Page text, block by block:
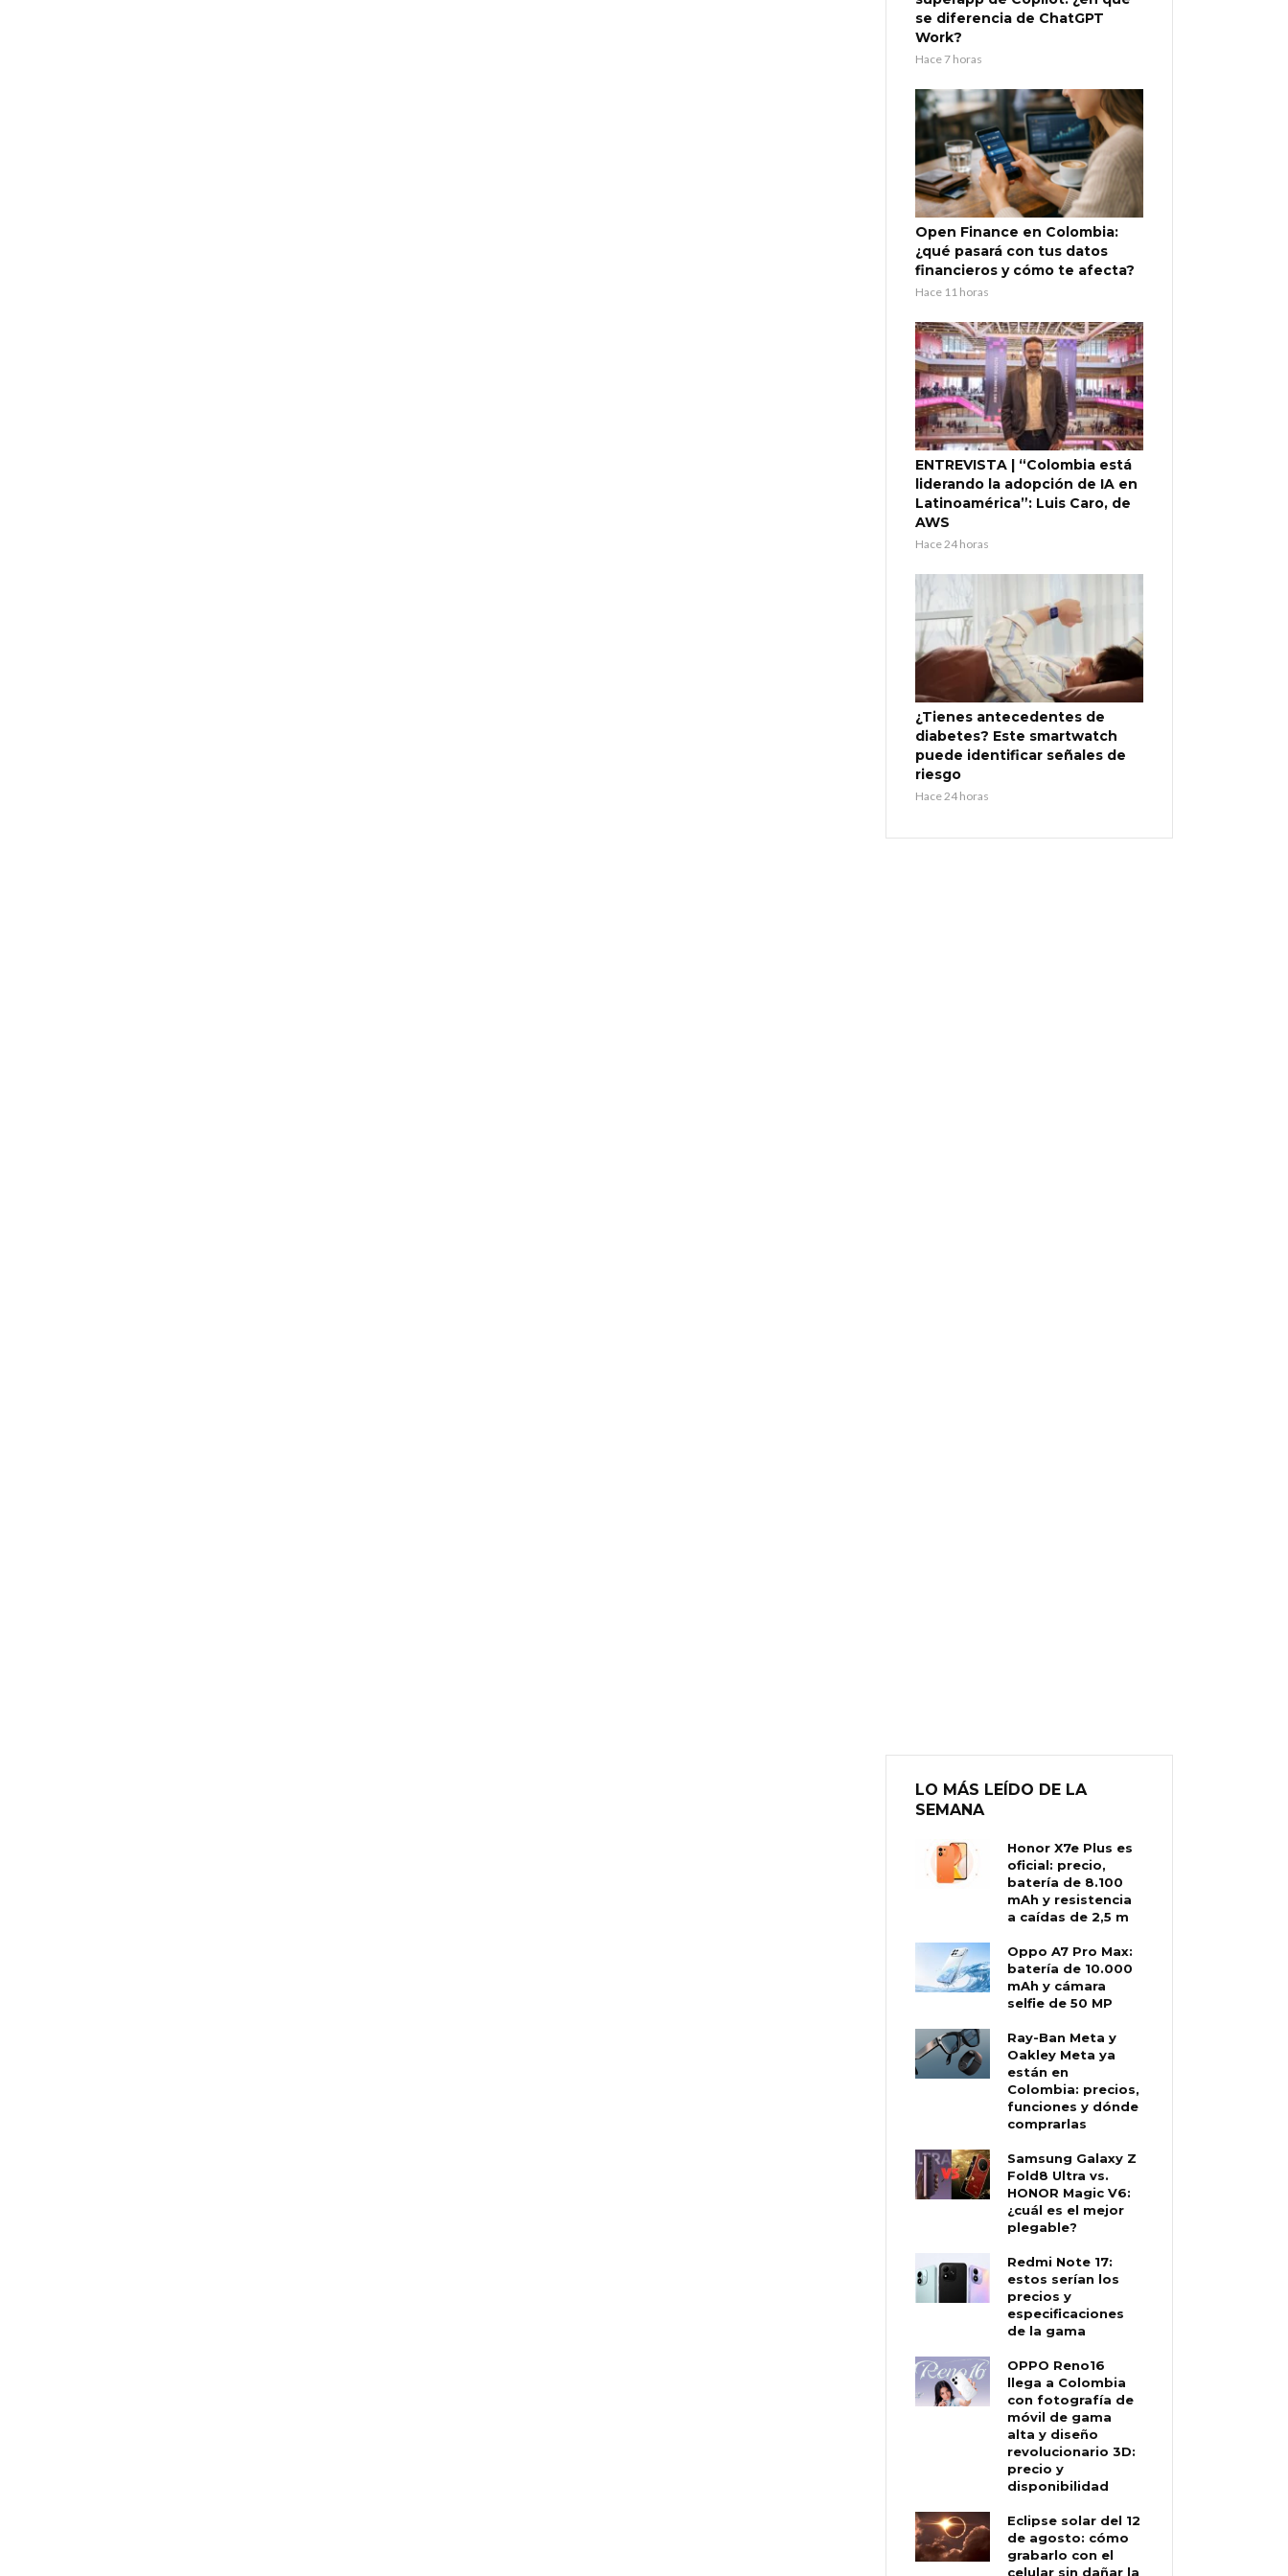
se diferencia de ChatGPT
Work?
Hace 7 horas
Open Finance en Colombia:
¿qué pasará con tus datos
financieros y cómo te afecta?
Hace 11 horas
ENTREVISTA | “Colombia está
liderando la adopción de IA en
Latinoamérica”: Luis Caro, de
AWS
Hace 24 horas
¿Tienes antecedentes de
diabetes? Este smartwatch
puede identificar señales de
riesgo
Hace 24 horas
LO MÁS LEÍDO DE LA
SEMANA
Honor X7e Plus es
oficial: precio,
batería de 8.100
mAh y resistencia
a caídas de 2,5 m
Oppo A7 Pro Max:
batería de 10.000
mAh y cámara
selfie de 50 MP
Ray-Ban Meta y
Oakley Meta ya
están en
Colombia: precios,
funciones y dónde
comprarlas
Samsung Galaxy Z
Fold8 Ultra vs.
HONOR Magic V6:
¿cuál es el mejor
plegable?
Redmi Note 17:
estos serían los
precios y
especificaciones
de la gama
OPPO Reno16
llega a Colombia
con fotografía de
móvil de gama
alta y diseño
revolucionario 3D:
precio y
disponibilidad
Eclipse solar del 12
de agosto: cómo
grabarlo con el
celular sin dañar la